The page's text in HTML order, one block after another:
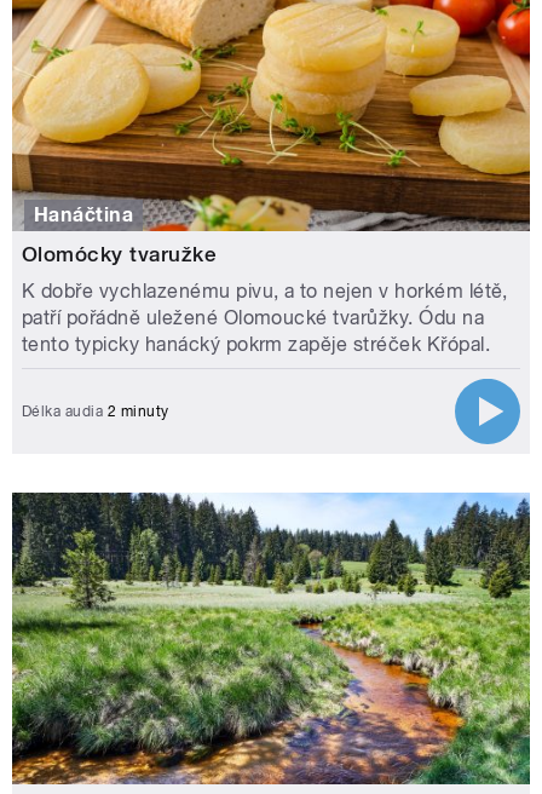
Hanáčtina
Olomócky tvaružke
K dobře vychlazenému pivu, a to nejen v horkém létě,
patří pořádně uležené Olomoucké tvarůžky. Ódu na
tento typicky hanácký pokrm zapěje stréček Křópal.
Délka audia 2 minuty